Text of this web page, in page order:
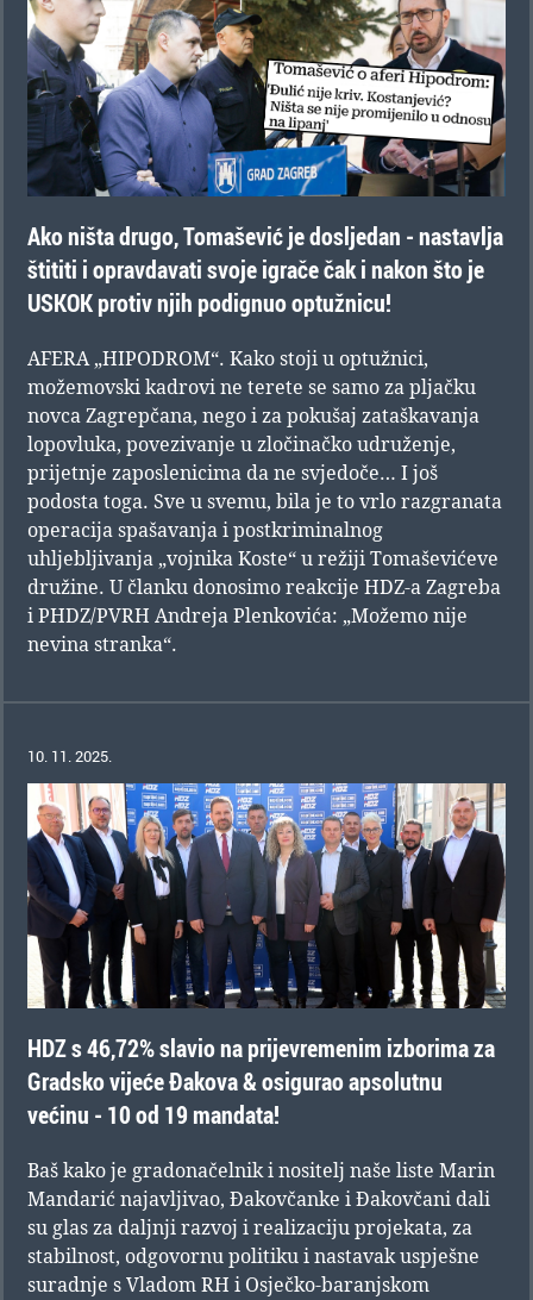
Ako ništa drugo, Tomašević je dosljedan - nastavlja
štititi i opravdavati svoje igrače čak i nakon što je
USKOK protiv njih podignuo optužnicu!
AFERA „HIPODROM“. Kako stoji u optužnici,
možemovski kadrovi ne terete se samo za pljačku
novca Zagrepčana, nego i za pokušaj zataškavanja
lopovluka, povezivanje u zločinačko udruženje,
prijetnje zaposlenicima da ne svjedoče… I još
podosta toga. Sve u svemu, bila je to vrlo razgranata
operacija spašavanja i postkriminalnog
uhljebljivanja „vojnika Koste“ u režiji Tomaševićeve
družine. U članku donosimo reakcije HDZ-a Zagreba
i PHDZ/PVRH Andreja Plenkovića: „Možemo nije
nevina stranka“.
10. 11. 2025.
HDZ s 46,72% slavio na prijevremenim izborima za
Gradsko vijeće Đakova & osigurao apsolutnu
većinu - 10 od 19 mandata!
Baš kako je gradonačelnik i nositelj naše liste Marin
Mandarić najavljivao, Đakovčanke i Đakovčani dali
su glas za daljnji razvoj i realizaciju projekata, za
stabilnost, odgovornu politiku i nastavak uspješne
suradnje s Vladom RH i Osječko-baranjskom